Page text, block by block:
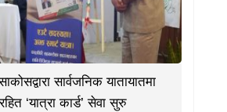
सार्वजनिक यातायातमा
‘यात्रा कार्ड’ सेवा सुरु